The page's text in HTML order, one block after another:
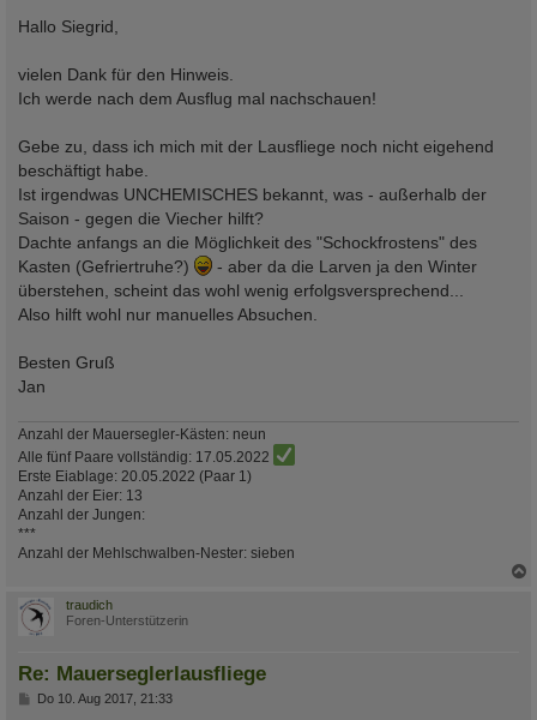
Hallo Siegrid,
vielen Dank für den Hinweis.
Ich werde nach dem Ausflug mal nachschauen!
Gebe zu, dass ich mich mit der Lausfliege noch nicht eigehend
beschäftigt habe.
Ist irgendwas UNCHEMISCHES bekannt, was - außerhalb der
Saison - gegen die Viecher hilft?
Dachte anfangs an die Möglichkeit des "Schockfrostens" des
Kasten (Gefriertruhe?)
- aber da die Larven ja den Winter
überstehen, scheint das wohl wenig erfolgsversprechend...
Also hilft wohl nur manuelles Absuchen.
Besten Gruß
Jan
Anzahl der Mauersegler-Kästen: neun
Alle fünf Paare vollständig: 17.05.2022
Erste Eiablage: 20.05.2022 (Paar 1)
Anzahl der Eier: 13
Anzahl der Jungen:
***
Anzahl der Mehlschwalben-Nester: sieben
traudich
Foren-Unterstützerin
Re: Mauerseglerlausfliege
BDo 10. Aug 2017, 21:33